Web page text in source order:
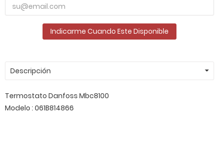
Indicarme Cuando Este Disponible
Descripción
Termostato Danfoss Mbc8100
Modelo : 061B814866